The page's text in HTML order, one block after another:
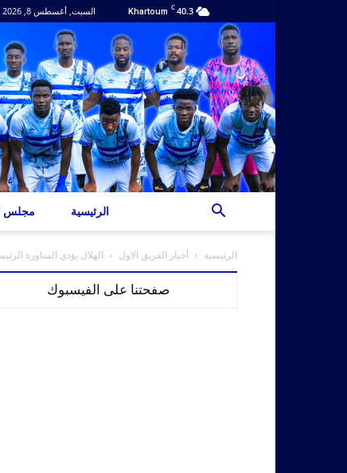
40.3
C
Khartoum السبت, أغسطس 8, 2026
مجلس الرئيسية
الرئيسية أخبار الفريق الاول الهلال يؤدي المناورة
صفحتنا على الفيسبوك